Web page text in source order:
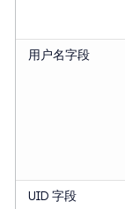
用户名字段
UID 字段